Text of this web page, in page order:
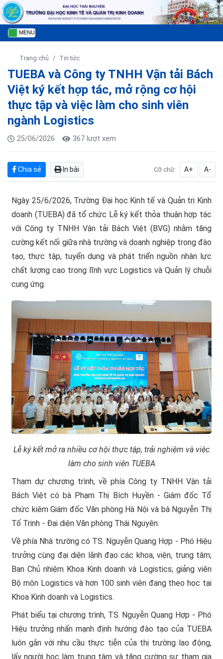
MENU
Trang chủ Tin tức
TUEBA và Công ty TNHH Vận tải Bách
Việt ký kết hợp tác, mở rộng cơ hội
thực tập và việc làm cho sinh viên
ngành Logistics
25/06/2026 367 lượt xem
Chia sẻ In bài Cỡ chữ: A+ A-
Ngày 25/6/2026, Trường Đại học Kinh tế và Quản trị Kinh
doanh (TUEBA) đã tổ chức Lễ ký kết thỏa thuận hợp tác
với Công ty TNHH Vận tải Bách Việt (BVG) nhằm tăng
cường kết nối giữa nhà trường và doanh nghiệp trong đào
tạo, thực tập, tuyển dụng và phát triển nguồn nhân lực
chất lượng cao trong lĩnh vực Logistics và Quản lý chuỗi
cung ứng.
Lễ ký kết mở ra nhiều cơ hội thực tập, trải nghiệm và việc
làm cho sinh viên TUEBA
Tham dự chương trình, về phía Công ty TNHH Vận tải
Bách Việt có bà Phạm Thị Bích Huyền - Giám đốc Tổ
chức kiêm Giám đốc Văn phòng Hà Nội và bà Nguyễn Thị
Tố Trinh - Đại diện Văn phòng Thái Nguyên.
Về phía Nhà trường có TS. Nguyễn Quang Hợp - Phó Hiệu
trưởng cùng đại diện lãnh đạo các khoa, viện, trung tâm;
Ban Chủ nhiệm Khoa Kinh doanh và Logistics; giảng viên
Bộ môn Logistics và hơn 100 sinh viên đang theo học tại
Khoa Kinh doanh và Logistics.
Phát biểu tại chương trình, TS. Nguyễn Quang Hợp - Phó
Hiệu trưởng nhấn mạnh định hướng đào tạo của TUEBA
luôn gắn với nhu cầu thực tiễn của thị trường lao động,
lấy người học làm trung tâm và tăng cường sự tham gia